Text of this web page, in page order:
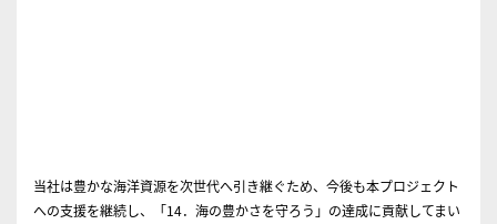
当社は豊かな海洋資源を次世代へ引き継ぐため、今後も本プロジェクト
への支援を継続し、「14．海の豊かさを守ろう」の達成に貢献してまい